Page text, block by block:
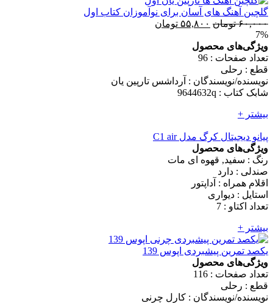
گلچین آهنگ های آسان برای نوآموزان کتاب اول
۶۰,۰۰۰ تومان قیمت
بود.
۵۵,۸۰۰ تومان
7%
ویژگی‌های محصول
تعداد صفحات : 96
قطع : رحلی
نویسنده/نویسندگان : آرداشس تارپین یان
شابک کتاب : 9644632q
بیشتر +
پیانو دیجیتال کرگ مدل C1 air
ویژگی‌های محصول
رنگ : سفید, قهوه ای مات
صندلی : دارد
اقلام همراه : آداپتور
استایل : دیواری
تعداد اکتاو : 7
بیشتر +
یکصد تمرین پیشبردی اپوس 139
ویژگی‌های محصول
تعداد صفحات : 116
قطع : رحلی
نویسنده/نویسندگان : کارل چرنی